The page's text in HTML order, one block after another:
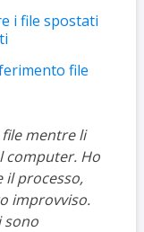
i file spostati
file
mentre li
computer. Ho
il processo,
improvviso.
sono